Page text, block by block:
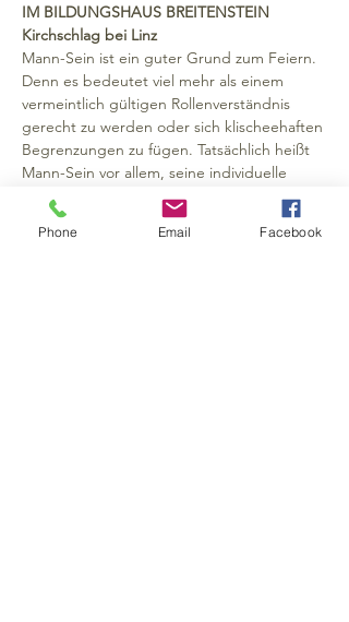
IM BILDUNGSHAUS BREITENSTEIN
Kirchschlag bei Linz
Mann-Sein ist ein guter Grund zum Feiern.
Denn es bedeutet viel mehr als einem
vermeintlich gültigen Rollenverständnis
gerecht zu werden oder sich klischeehaften
Begrenzungen zu fügen. Tatsächlich heißt
Mann-Sein vor allem, seine individuelle
Vielfalt auf allen Persönlichkeitsebenen zu
entdecken. Genau darum geht es beim
Männerfestival.
Phone Email Facebook